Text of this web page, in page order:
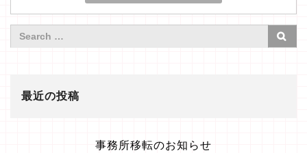
最近の投稿
事務所移転のお知らせ